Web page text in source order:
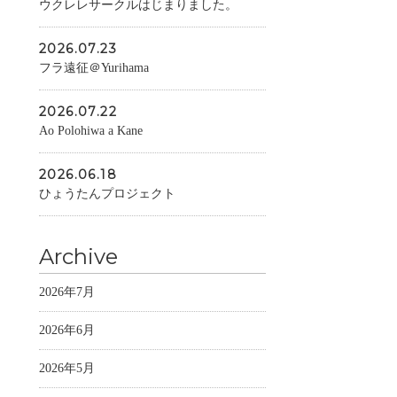
ウクレレサークルはじまりました。
2026.07.23
フラ遠征＠Yurihama
2026.07.22
Ao Polohiwa a Kane
2026.06.18
ひょうたんプロジェクト
Archive
2026年7月
2026年6月
2026年5月